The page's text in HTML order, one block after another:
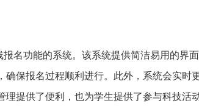
名功能的系统。该系统提供简洁易用的界
保报名过程顺利进行。此外，系统会实时
提供了便利，也为学生提供了参与科技活